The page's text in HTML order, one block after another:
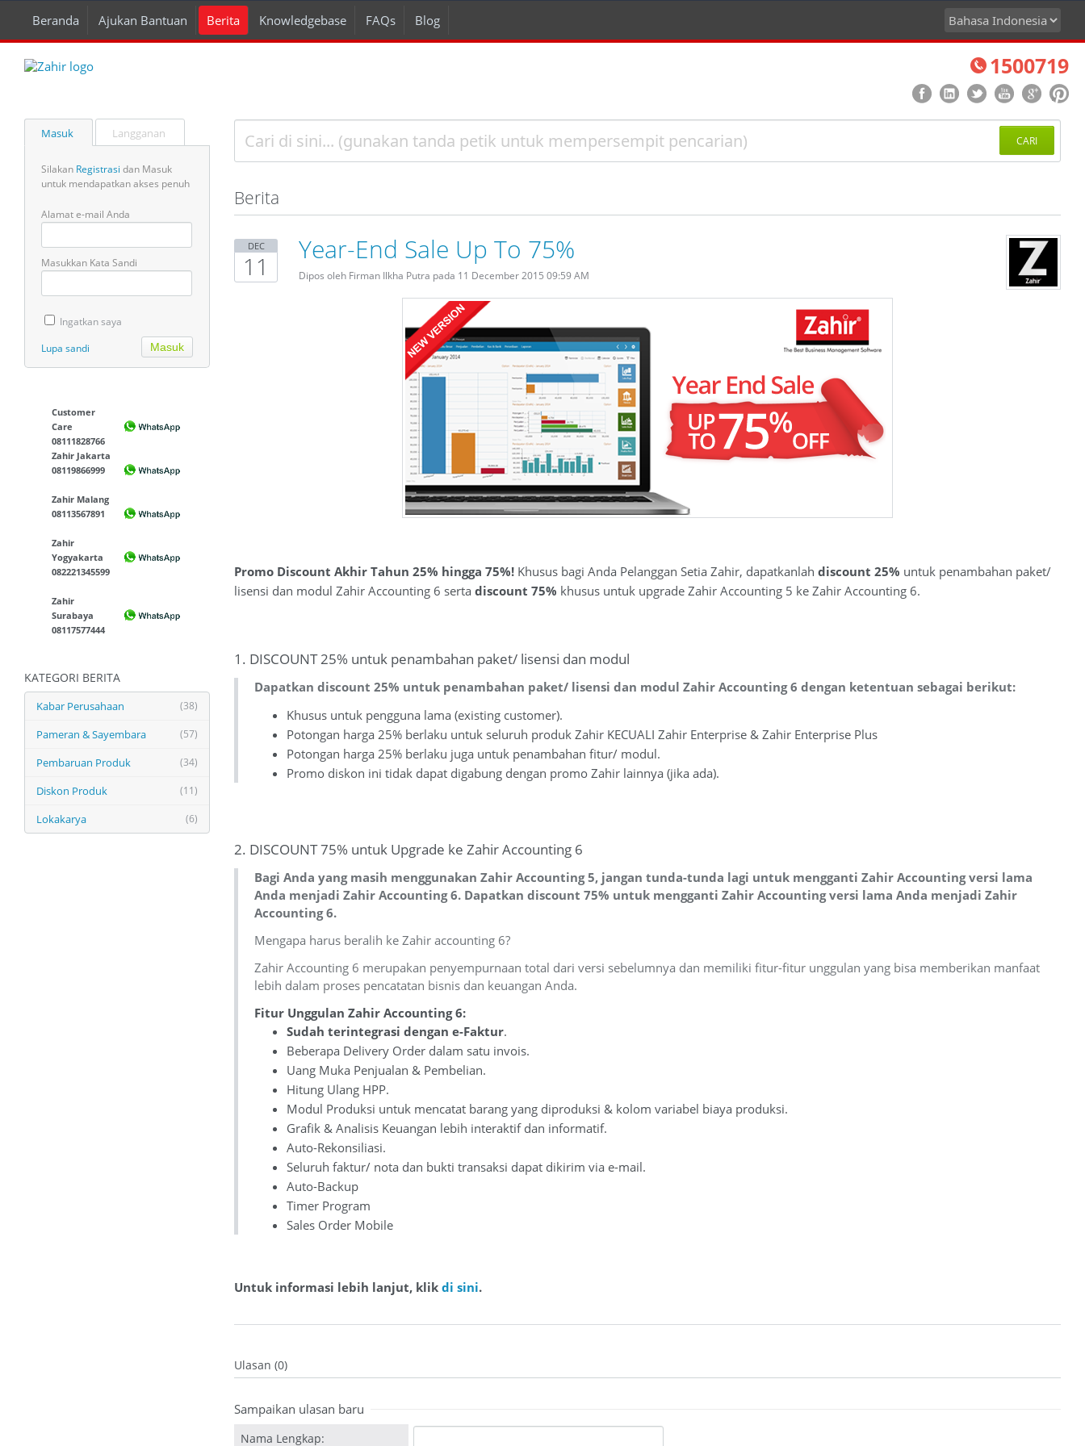
Beranda Ajukan Bantuan Berita Knowledgebase FAQs Blog
1500719
Masuk Langganan
Silakan Registrasi dan Masuk
untuk mendapatkan akses penuh
Alamat e-mail Anda
Masukkan Kata Sandi
Ingatkan saya
Lupa sandi
Customer
Care
08111828766
Zahir Jakarta
08119866999
Zahir Malang
08113567891
Zahir
Yogyakarta
082221345599
Zahir
Surabaya
08117577444
KATEGORI BERITA
(38)
Kabar Perusahaan
(57)
Pameran & Sayembara
(34)
Pembaruan Produk
(11)
Diskon Produk
(6)
Lokakarya
CARI
Berita
DEC
11
Year-End Sale Up To 75%
Dipos oleh Firman Ilkha Putra pada 11 December 2015 09:59 AM
Promo Discount Akhir Tahun 25% hingga 75%! Khusus bagi Anda Pelanggan Setia Zahir, dapatkanlah discount 25% untuk penambahan paket/
lisensi dan modul Zahir Accounting 6 serta discount 75% khusus untuk upgrade Zahir Accounting 5 ke Zahir Accounting 6.
1. DISCOUNT 25% untuk penambahan paket/ lisensi dan modul
Dapatkan discount 25% untuk penambahan paket/ lisensi dan modul Zahir Accounting 6 dengan ketentuan sebagai berikut:
Khusus untuk pengguna lama (existing customer).
Potongan harga 25% berlaku untuk seluruh produk Zahir KECUALI Zahir Enterprise & Zahir Enterprise Plus
Potongan harga 25% berlaku juga untuk penambahan fitur/ modul.
Promo diskon ini tidak dapat digabung dengan promo Zahir lainnya (jika ada).
2. DISCOUNT 75% untuk Upgrade ke Zahir Accounting 6
Bagi Anda yang masih menggunakan Zahir Accounting 5, jangan tunda-tunda lagi untuk mengganti Zahir Accounting versi lama
Anda menjadi Zahir Accounting 6. Dapatkan discount 75% untuk mengganti Zahir Accounting versi lama Anda menjadi Zahir
Accounting 6.
Mengapa harus beralih ke Zahir accounting 6?
Zahir Accounting 6 merupakan penyempurnaan total dari versi sebelumnya dan memiliki fitur-fitur unggulan yang bisa memberikan manfaat
lebih dalam proses pencatatan bisnis dan keuangan Anda.
Fitur Unggulan Zahir Accounting 6:
Sudah terintegrasi dengan e-Faktur.
Beberapa Delivery Order dalam satu invois.
Uang Muka Penjualan & Pembelian.
Hitung Ulang HPP.
Modul Produksi untuk mencatat barang yang diproduksi & kolom variabel biaya produksi.
Grafik & Analisis Keuangan lebih interaktif dan informatif.
Auto-Rekonsiliasi.
Seluruh faktur/ nota dan bukti transaksi dapat dikirim via e-mail.
Auto-Backup
Timer Program
Sales Order Mobile
Untuk informasi lebih lanjut, klik di sini.
Ulasan (0)
Sampaikan ulasan baru
Nama Lengkap: